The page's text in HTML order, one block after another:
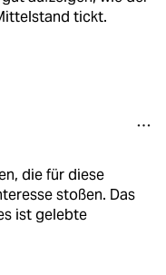
tickt.
die für diese
stoßen. Das
ist gelebte